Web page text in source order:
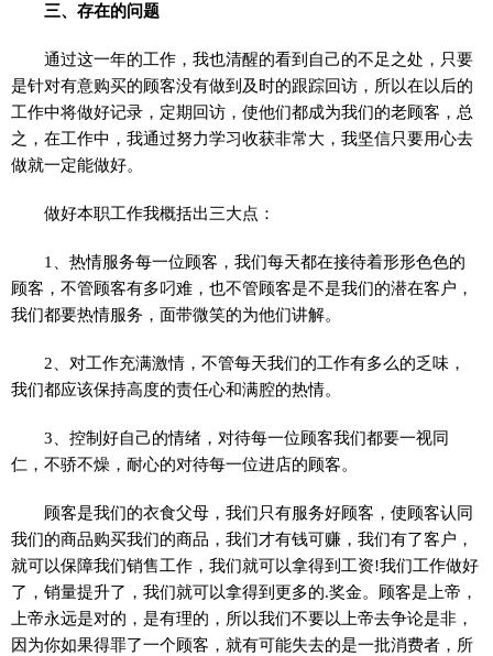
三、存在的问题
通过这一年的工作，我也清醒的看到自己的不足之处，只要
是针对有意购买的顾客没有做到及时的跟踪回访，所以在以后的
工作中将做好记录，定期回访，使他们都成为我们的老顾客，总
之，在工作中，我通过努力学习收获非常大，我坚信只要用心去
做就一定能做好。
做好本职工作我概括出三大点：
1、热情服务每一位顾客，我们每天都在接待着形形色色的
顾客，不管顾客有多叼难，也不管顾客是不是我们的潜在客户，
我们都要热情服务，面带微笑的为他们讲解。
2、对工作充满激情，不管每天我们的工作有多么的乏味，
我们都应该保持高度的责任心和满腔的热情。
3、控制好自己的情绪，对待每一位顾客我们都要一视同
仁，不骄不燥，耐心的对待每一位进店的顾客。
顾客是我们的衣食父母，我们只有服务好顾客，使顾客认同
我们的商品购买我们的商品，我们才有钱可赚，我们有了客户，
就可以保障我们销售工作，我们就可以拿得到工资!我们工作做好
了，销量提升了，我们就可以拿得到更多的.奖金。顾客是上帝，
上帝永远是对的，是有理的，所以我们不要以上帝去争论是非，
因为你如果得罪了一个顾客，就有可能失去的是一批消费者，所